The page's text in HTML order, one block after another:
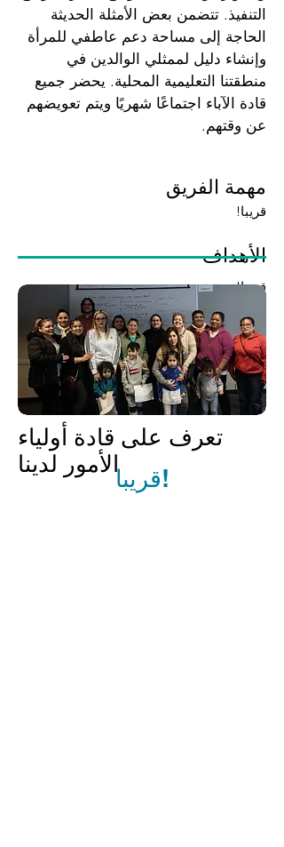
التنفيذ. تتضمن بعض الأمثلة الحديثة
الحاجة إلى مساحة دعم عاطفي للمرأة
وإنشاء دليل لممثلي الوالدين في
منطقتنا التعليمية المحلية. يحضر جميع
قادة الآباء اجتماعًا شهريًا ويتم تعويضهم
عن وقتهم.
مهمة الفريق
قريبا!
الأهداف
قريبا!
تعرف على قادة أولياء
الأمور لدينا
قريبا!